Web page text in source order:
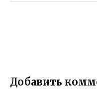
Добавить